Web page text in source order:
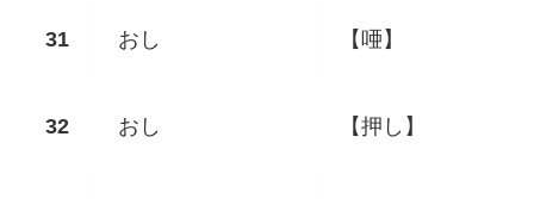
おし 【唖】
おし 【押し】